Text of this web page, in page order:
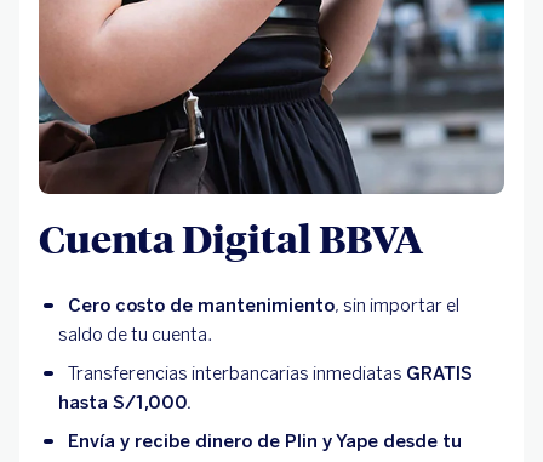
Cuenta Digital BBVA
Cero costo de mantenimiento, sin importar el
saldo de tu cuenta.
Transferencias interbancarias inmediatas GRATIS
hasta S/1,000.
Envía y recibe dinero de Plin y Yape desde tu